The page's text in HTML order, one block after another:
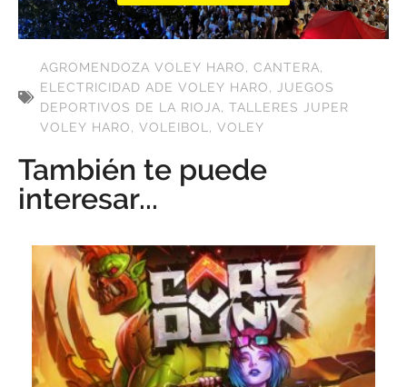
AGROMENDOZA VOLEY HARO, CANTERA,
ELECTRICIDAD ADE VOLEY HARO, JUEGOS
DEPORTIVOS DE LA RIOJA, TALLERES JUPER
VOLEY HARO, VOLEIBOL, VOLEY
También te puede
interesar...